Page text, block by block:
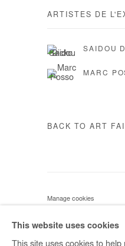
ARTISTES DE
SAIDOU
MARC
BACK TO ART
Manage cookies
This website uses cookies